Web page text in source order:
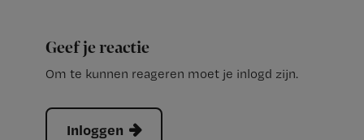
Geef je reactie
Om te kunnen reageren moet je inlogd zijn.
Inloggen